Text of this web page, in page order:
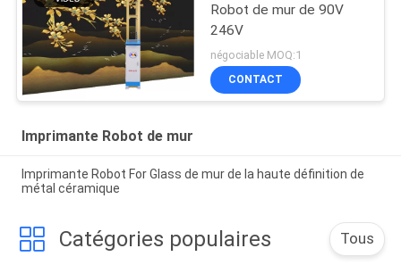
Robot de mur de 90V
246V
négociable MOQ:1
CONTACT
Imprimante Robot de mur
Imprimante Robot For Glass de mur de la haute définition de
métal céramique
Catégories populaires Tous